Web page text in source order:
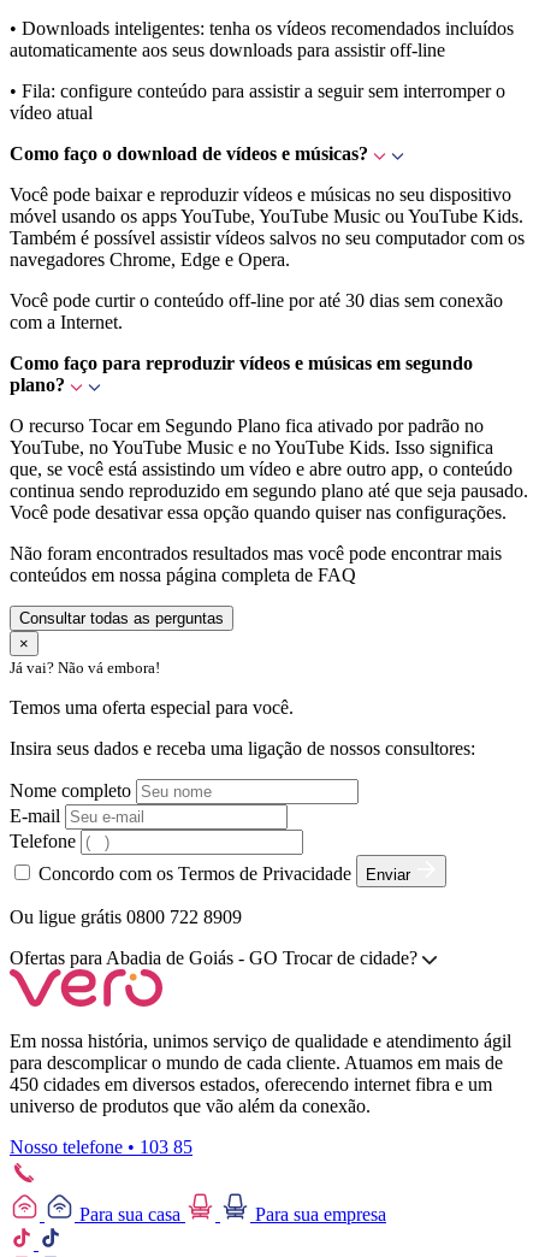
• Downloads inteligentes: tenha os vídeos recomendados incluídos
automaticamente aos seus downloads para assistir off-line
• Fila: configure conteúdo para assistir a seguir sem interromper o
vídeo atual
Como faço o download de vídeos e músicas?
Você pode baixar e reproduzir vídeos e músicas no seu dispositivo
móvel usando os apps YouTube, YouTube Music ou YouTube Kids.
Também é possível assistir vídeos salvos no seu computador com os
navegadores Chrome, Edge e Opera.
Você pode curtir o conteúdo off-line por até 30 dias sem conexão
com a Internet.
Como faço para reproduzir vídeos e músicas em segundo
plano?
O recurso Tocar em Segundo Plano fica ativado por padrão no
YouTube, no YouTube Music e no YouTube Kids. Isso significa
que, se você está assistindo um vídeo e abre outro app, o conteúdo
continua sendo reproduzido em segundo plano até que seja pausado.
Você pode desativar essa opção quando quiser nas configurações.
Não foram encontrados resultados mas você pode encontrar mais
conteúdos em nossa página completa de FAQ
Consultar todas as perguntas
×
Já vai? Não vá embora!
Temos uma oferta especial para você.
Insira seus dados e receba uma ligação de nossos consultores:
Nome completo
E-mail
Telefone
Concordo com os Termos de Privacidade
Enviar
Ou ligue grátis 0800 722 8909
Ofertas paraAbadia de Goiás - GO Trocar de cidade?
Em nossa história, unimos serviço de qualidade e atendimento ágil
para descomplicar o mundo de cada cliente. Atuamos em mais de
450 cidades em diversos estados, oferecendo internet fibra e um
universo de produtos que vão além da conexão.
Nosso telefone • 103 85
Para sua casa Para sua empresa